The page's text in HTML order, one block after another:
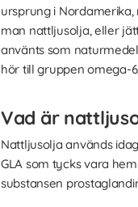
ursprung i
man nattljusolja, eller
använts som
hör till gruppen omega-
Vad är
Nattljusolja används
GLA som tycks vara
substansen